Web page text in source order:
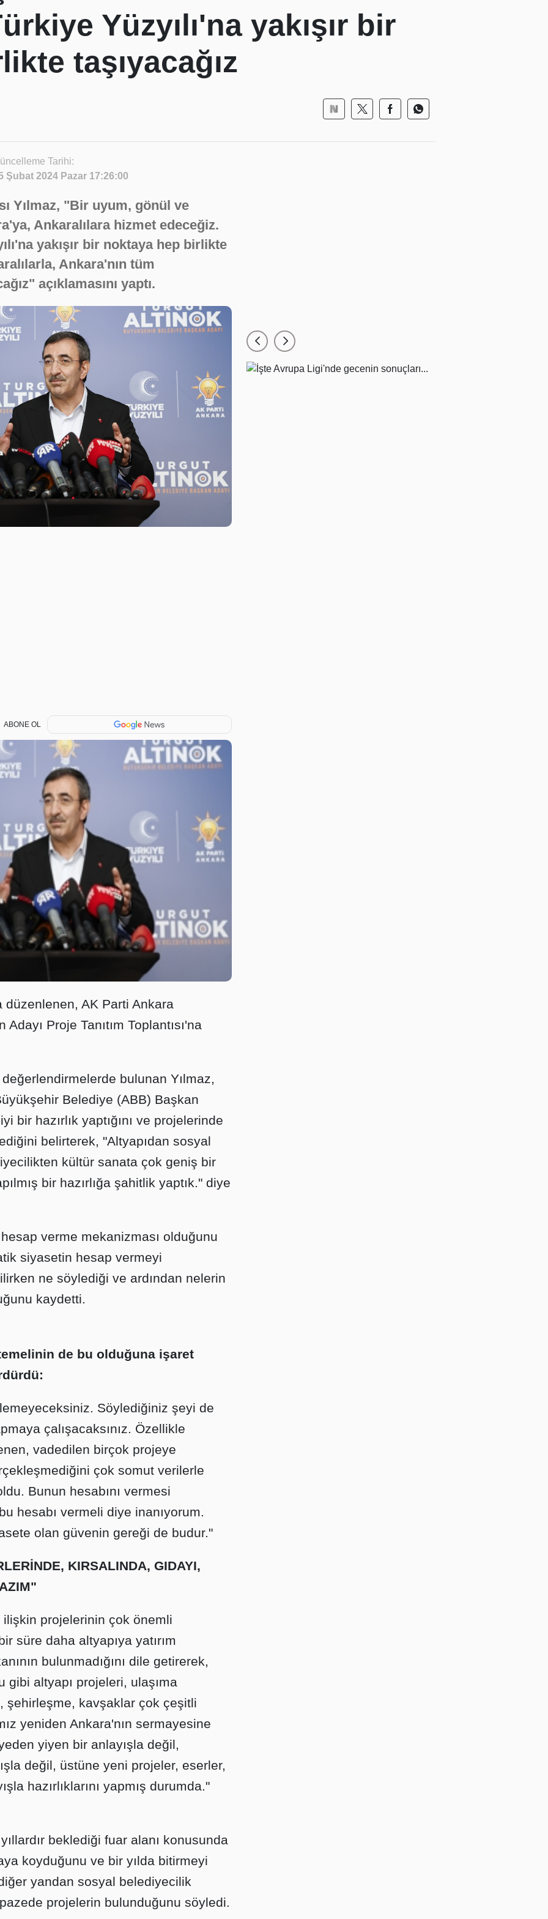
Yüzyılı'na yakışır bir
taşıyacağız
Tarihi:
Şubat 2024 Pazar 17:26:00
Yılmaz, "Bir uyum, gönül ve
Ankaralılara hizmet edeceğiz.
yakışır bir noktaya hep birlikte
Ankara'nın tüm
açıklamasını yaptı.
ABONE OL
düzenlenen, AK Parti Ankara
Proje Tanıtım Toplantısı'na
değerlendirmelerde bulunan Yılmaz,
Belediye (ABB) Başkan
bir hazırlık yaptığını ve projelerinde
belirterek, "Altyapıdan sosyal
kültür sanata çok geniş bir
bir hazırlığa şahitlik yaptık." diye
verme mekanizması olduğunu
siyasetin hesap vermeyi
ne söylediği ve ardından nelerin
kaydetti.
de bu olduğuna işaret
Söylediğiniz şeyi de
çalışacaksınız. Özellikle
vadedilen birçok projeye
çok somut verilerle
Bunun hesabını vermesi
hesabı vermeli diye inanıyorum.
olan güvenin gereği de budur."
KIRSALINDA, GIDAYI,
ilişkin projelerinin çok önemli
süre daha altyapıya yatırım
bulunmadığını dile getirerek,
gibi altyapı projeleri, ulaşıma
şehirleşme, kavşaklar çok çeşitli
yeniden Ankara'nın sermayesine
yiyen bir anlayışla değil,
değil, üstüne yeni projeler, eserler,
hazırlıklarını yapmış durumda."
beklediği fuar alanı konusunda
koyduğunu ve bir yılda bitirmeyi
yandan sosyal belediyecilik
projelerin bulunduğunu söyledi.